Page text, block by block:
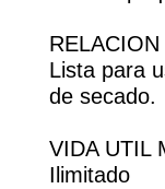
Lista para
de secado.
VIDA UTIL
Ilimitado